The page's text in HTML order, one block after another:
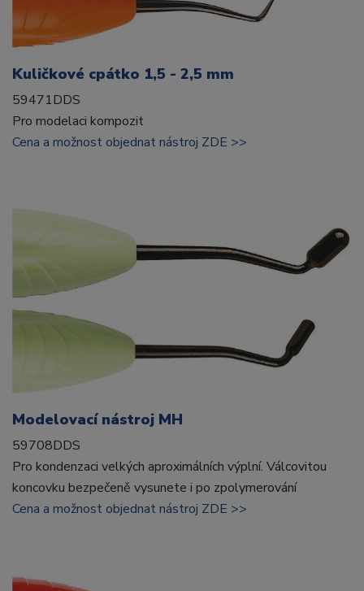
Kuličkové cpátko 1,5 - 2,5 mm
59471DDS
Pro modelaci kompozit
Cena a možnost objednat nástroj ZDE >>
Modelovací nástroj MH
59708DDS
Pro kondenzaci velkých aproximálních výplní. Válcovitou
koncovku bezpečeně vysunete i po zpolymerování
Cena a možnost objednat nástroj ZDE >>